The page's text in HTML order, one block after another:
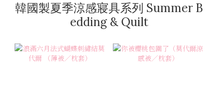
韓國製夏季涼感寢具系列 Summer B
edding & Quilt